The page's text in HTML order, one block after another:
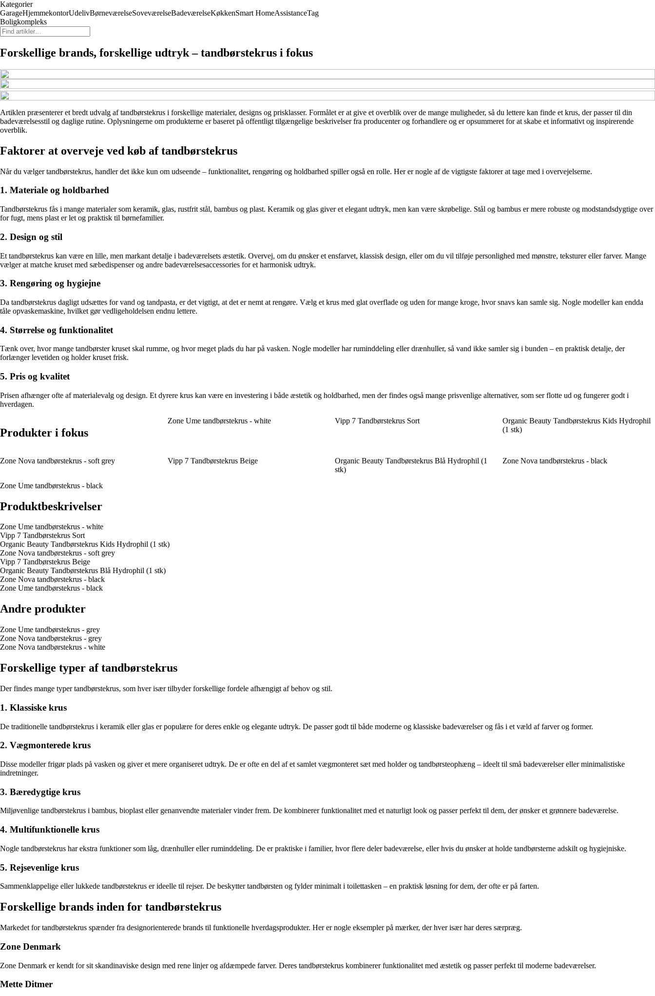
Kategorier
GarageHjemmekontorUdelivBørneværelseSoveværelseBadeværelseKøkkenSmart HomeAssistanceTag
Boligkompleks
Forskellige brands, forskellige udtryk – tandbørstekrus i fokus
Artiklen præsenterer et bredt udvalg af tandbørstekrus i forskellige materialer, designs og prisklasser. Formålet er at give et overblik over de mange muligheder, så du lettere kan finde et krus, der passer til din
badeværelsesstil og daglige rutine. Oplysningerne om produkterne er baseret på offentligt tilgængelige beskrivelser fra producenter og forhandlere og er opsummeret for at skabe et informativt og inspirerende
overblik.
Faktorer at overveje ved køb af tandbørstekrus
Når du vælger tandbørstekrus, handler det ikke kun om udseende – funktionalitet, rengøring og holdbarhed spiller også en rolle. Her er nogle af de vigtigste faktorer at tage med i overvejelserne.
1. Materiale og holdbarhed
Tandbørstekrus fås i mange materialer som keramik, glas, rustfrit stål, bambus og plast. Keramik og glas giver et elegant udtryk, men kan være skrøbelige. Stål og bambus er mere robuste og modstandsdygtige over
for fugt, mens plast er let og praktisk til børnefamilier.
2. Design og stil
Et tandbørstekrus kan være en lille, men markant detalje i badeværelsets æstetik. Overvej, om du ønsker et ensfarvet, klassisk design, eller om du vil tilføje personlighed med mønstre, teksturer eller farver. Mange
vælger at matche kruset med sæbedispenser og andre badeværelsesaccessories for et harmonisk udtryk.
3. Rengøring og hygiejne
Da tandbørstekrus dagligt udsættes for vand og tandpasta, er det vigtigt, at det er nemt at rengøre. Vælg et krus med glat overflade og uden for mange kroge, hvor snavs kan samle sig. Nogle modeller kan endda
tåle opvaskemaskine, hvilket gør vedligeholdelsen endnu lettere.
4. Størrelse og funktionalitet
Tænk over, hvor mange tandbørster kruset skal rumme, og hvor meget plads du har på vasken. Nogle modeller har ruminddeling eller drænhuller, så vand ikke samler sig i bunden – en praktisk detalje, der
forlænger levetiden og holder kruset frisk.
5. Pris og kvalitet
Prisen afhænger ofte af materialevalg og design. Et dyrere krus kan være en investering i både æstetik og holdbarhed, men der findes også mange prisvenlige alternativer, som ser flotte ud og fungerer godt i
hverdagen.
Produkter i fokus
Zone Ume tandbørstekrus - white Vipp 7 Tandbørstekrus Sort
Organic Beauty Tandbørstekrus Kids Hydrophil
(1 stk)
Zone Nova tandbørstekrus - soft grey Vipp 7 Tandbørstekrus Beige
Organic Beauty Tandbørstekrus Blå Hydrophil (1
stk)
Zone Nova tandbørstekrus - black
Zone Ume tandbørstekrus - black
Produktbeskrivelser
Zone Ume tandbørstekrus - white
Vipp 7 Tandbørstekrus Sort
Organic Beauty Tandbørstekrus Kids Hydrophil (1 stk)
Zone Nova tandbørstekrus - soft grey
Vipp 7 Tandbørstekrus Beige
Organic Beauty Tandbørstekrus Blå Hydrophil (1 stk)
Zone Nova tandbørstekrus - black
Zone Ume tandbørstekrus - black
Andre produkter
Zone Ume tandbørstekrus - grey
Zone Nova tandbørstekrus - grey
Zone Nova tandbørstekrus - white
Forskellige typer af tandbørstekrus
Der findes mange typer tandbørstekrus, som hver især tilbyder forskellige fordele afhængigt af behov og stil.
1. Klassiske krus
De traditionelle tandbørstekrus i keramik eller glas er populære for deres enkle og elegante udtryk. De passer godt til både moderne og klassiske badeværelser og fås i et væld af farver og former.
2. Vægmonterede krus
Disse modeller frigør plads på vasken og giver et mere organiseret udtryk. De er ofte en del af et samlet vægmonteret sæt med holder og tandbørsteophæng – ideelt til små badeværelser eller minimalistiske
indretninger.
3. Bæredygtige krus
Miljøvenlige tandbørstekrus i bambus, bioplast eller genanvendte materialer vinder frem. De kombinerer funktionalitet med et naturligt look og passer perfekt til dem, der ønsker et grønnere badeværelse.
4. Multifunktionelle krus
Nogle tandbørstekrus har ekstra funktioner som låg, drænhuller eller ruminddeling. De er praktiske i familier, hvor flere deler badeværelse, eller hvis du ønsker at holde tandbørsterne adskilt og hygiejniske.
5. Rejsevenlige krus
Sammenklappelige eller lukkede tandbørstekrus er ideelle til rejser. De beskytter tandbørsten og fylder minimalt i toilettasken – en praktisk løsning for dem, der ofte er på farten.
Forskellige brands inden for tandbørstekrus
Markedet for tandbørstekrus spænder fra designorienterede brands til funktionelle hverdagsprodukter. Her er nogle eksempler på mærker, der hver især har deres særpræg.
Zone Denmark
Zone Denmark er kendt for sit skandinaviske design med rene linjer og afdæmpede farver. Deres tandbørstekrus kombinerer funktionalitet med æstetik og passer perfekt til moderne badeværelser.
Mette Ditmer